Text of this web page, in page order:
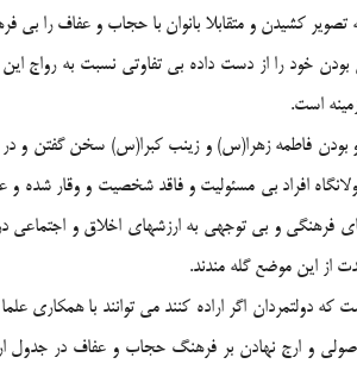
تصوير كشيدن و متقابلا بانوان با حجاب و عفاف را
بودن خود را از دست داده بي تفاوتي نسبت به رواج
است.
بودن فاطمه زهرا(س) و زينب كبرا(س) سخن گفتن و در
افراد بي مسئوليت و فاقد شخصيت و وقار شده
فرهنگي و بي توجهي به ارزشهاي اخلاق و
از اين موضع گله مندند.
كه دولتمردان اگر اراده كنند مي توانند با همكاري
و ارج نهادن بر فرهنگ حجاب و عفاف در جدول